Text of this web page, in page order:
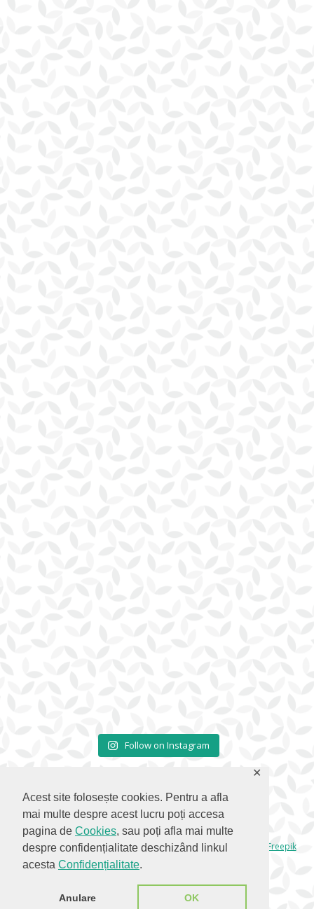
Acest site folosește cookies. Pentru a afla
mai multe despre acest lucru poți accesa
pagina de Cookies, sau poți afla mai multe
despre confidențialitate deschizând linkul
acesta Confidențialitate.
Anulare OK
✕
Follow on Instagram
© 2026 Corcodus.ro |Webdesign Cloudberries.Ro| Icons by
Freepik
fromflaticon.com